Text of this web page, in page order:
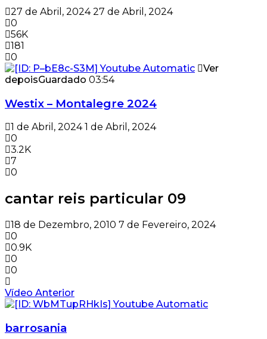
27 de Abril, 2024 27 de Abril, 2024
0
56K
181
0
Ver
depoisGuardado 03:54
Westix – Montalegre 2024
1 de Abril, 2024 1 de Abril, 2024
0
3.2K
7
0
cantar reis particular 09
18 de Dezembro, 2010 7 de Fevereiro, 2024
0
0.9K
0
0
Vídeo Anterior
barrosania